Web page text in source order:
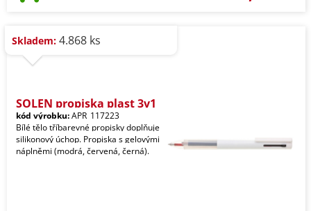
Skladem: 4.868 ks
SOLEN propiska plast 3v1
kód výrobku:APR_117223
Bílé tělo tříbarevné propisky doplňuje
silikonový úchop. Propiska s gelovými
náplněmi (modrá, červená, černá).